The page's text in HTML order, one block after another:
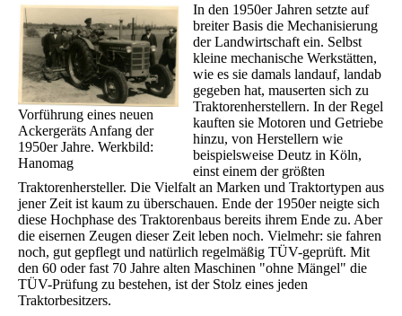
Vorführung eines neuen
Ackergeräts Anfang der
1950er Jahre. Werkbild:
Hanomag
In den 1950er Jahren setzte auf
breiter Basis die Mechanisierung
der Landwirtschaft ein. Selbst
kleine mechanische Werkstätten,
wie es sie damals landauf, landab
gegeben hat, mauserten sich zu
Traktorenherstellern. In der Regel
kauften sie Motoren und Getriebe
hinzu, von Herstellern wie
beispielsweise Deutz in Köln,
einst einem der größten
Traktorenhersteller. Die Vielfalt an Marken und Traktortypen aus
jener Zeit ist kaum zu überschauen. Ende der 1950er neigte sich
diese Hochphase des Traktorenbaus bereits ihrem Ende zu. Aber
die eisernen Zeugen dieser Zeit leben noch. Vielmehr: sie fahren
noch, gut gepflegt und natürlich regelmäßig TÜV-geprüft. Mit
den 60 oder fast 70 Jahre alten Maschinen "ohne Mängel" die
TÜV-Prüfung zu bestehen, ist der Stolz eines jeden
Traktorbesitzers.